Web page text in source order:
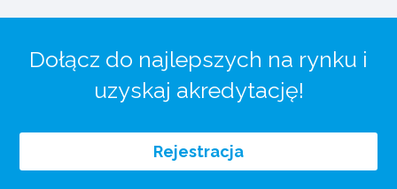
Dołącz do najlepszych na rynku i
uzyskaj akredytację!
Rejestracja